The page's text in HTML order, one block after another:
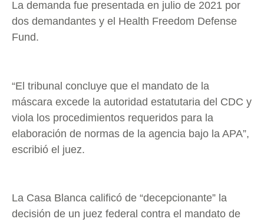
La demanda fue presentada en julio de 2021 por
dos demandantes y el Health Freedom Defense
Fund.
“El tribunal concluye que el mandato de la
máscara excede la autoridad estatutaria del CDC y
viola los procedimientos requeridos para la
elaboración de normas de la agencia bajo la APA”,
escribió el juez.
La Casa Blanca calificó de “decepcionante” la
decisión de un juez federal contra el mandato de